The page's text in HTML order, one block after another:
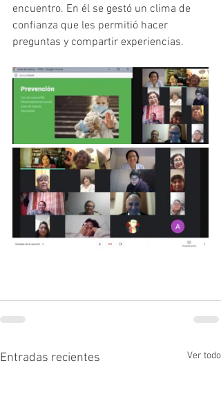
encuentro. En él se gestó un clima de
confianza que les permitió hacer
preguntas y compartir experiencias.
Entradas recientes Ver todo